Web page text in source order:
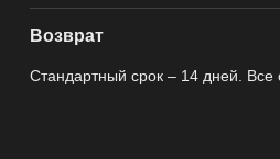
Возврат
Стандартный срок – 14 дней.